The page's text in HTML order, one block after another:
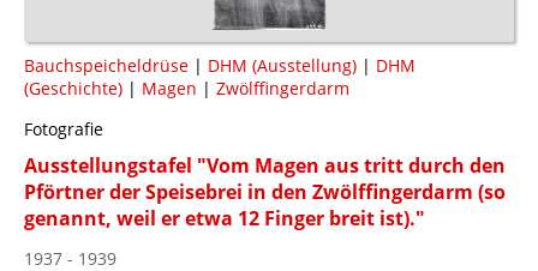
Bauchspeicheldrüse | DHM (Ausstellung) | DHM
(Geschichte) | Magen | Zwölffingerdarm
Fotografie
Ausstellungstafel "Vom Magen aus tritt durch den
Pförtner der Speisebrei in den Zwölffingerdarm (so
genannt, weil er etwa 12 Finger breit ist)."
1937 - 1939